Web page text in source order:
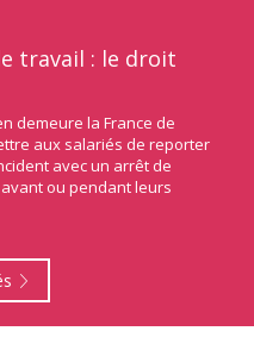
travail : le droit
demeure la France de
aux salariés de reporter
avec un arrêt de
ou pendant leurs